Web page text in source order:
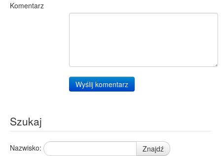
Komentarz
Wyślij komentarz
Szukaj
Nazwisko: Znajdź